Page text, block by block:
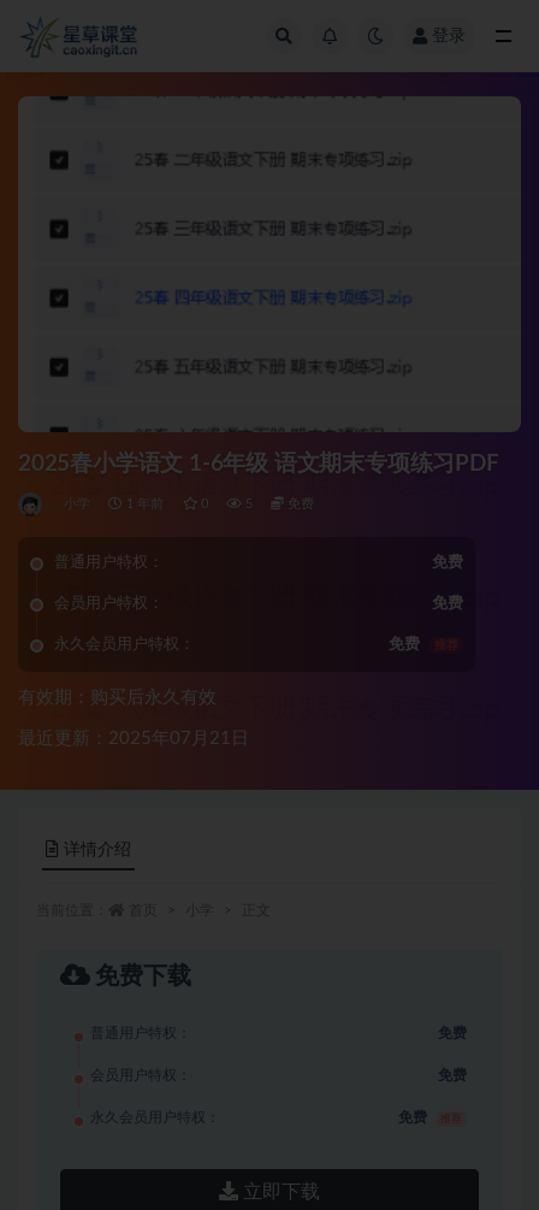
登录
2025春小学语文 1-6年级 语文期末专项练习PDF
小学 1 年前 0 5 免费
普通用户特权： 免费
会员用户特权： 免费
永久会员用户特权： 免费 推荐
有效期：购买后永久有效
最近更新：2025年07月21日
详情介绍
免费下载
普通用户特权： 免费
会员用户特权： 免费
永久会员用户特权： 免费
立即下载